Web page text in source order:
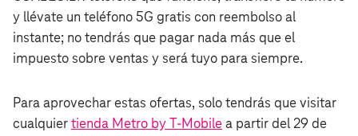
y llévate un teléfono 5G gratis con reembolso al
instante; no tendrás que pagar nada más que el
impuesto sobre ventas y será tuyo para siempre.
Para aprovechar estas ofertas, solo tendrás que visitar
cualquier tienda Metro by T‑Mobile a partir del 29 de